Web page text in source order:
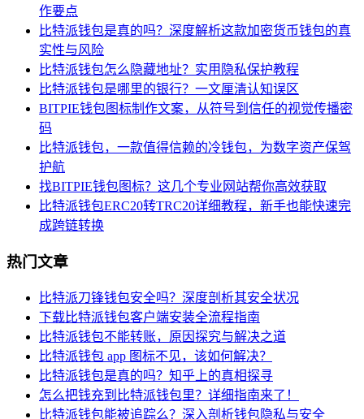
作要点
比特派钱包是真的吗？深度解析这款加密货币钱包的真
实性与风险
比特派钱包怎么隐藏地址？实用隐私保护教程
比特派钱包是哪里的银行？一文厘清认知误区
BITPIE钱包图标制作文案，从符号到信任的视觉传播密
码
比特派钱包，一款值得信赖的冷钱包，为数字资产保驾
护航
找BITPIE钱包图标？这几个专业网站帮你高效获取
比特派钱包ERC20转TRC20详细教程，新手也能快速完
成跨链转换
热门文章
比特派刀锋钱包安全吗？深度剖析其安全状况
下载比特派钱包客户端安装全流程指南
比特派钱包不能转账，原因探究与解决之道
比特派钱包 app 图标不见，该如何解决？
比特派钱包是真的吗？知乎上的真相探寻
怎么把钱充到比特派钱包里？详细指南来了！
比特派钱包能被追踪么？深入剖析钱包隐私与安全